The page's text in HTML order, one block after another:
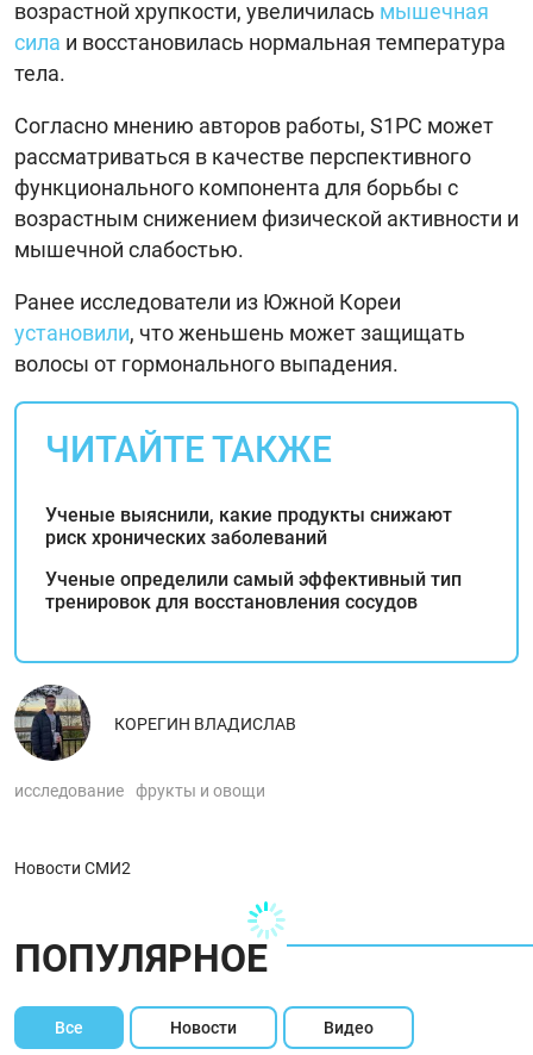
возрастной хрупкости, увеличилась мышечная
сила и восстановилась нормальная температура
тела.
Согласно мнению авторов работы, S1PC может
рассматриваться в качестве перспективного
функционального компонента для борьбы с
возрастным снижением физической активности и
мышечной слабостью.
Ранее исследователи из Южной Кореи
установили, что женьшень может защищать
волосы от гормонального выпадения.
ЧИТАЙТЕ ТАКЖЕ
Ученые выяснили, какие продукты снижают
риск хронических заболеваний
Ученые определили самый эффективный тип
тренировок для восстановления сосудов
КОРЕГИН ВЛАДИСЛАВ
исследование фрукты и овощи
Новости СМИ2
ПОПУЛЯРНОЕ
Все Новости Видео